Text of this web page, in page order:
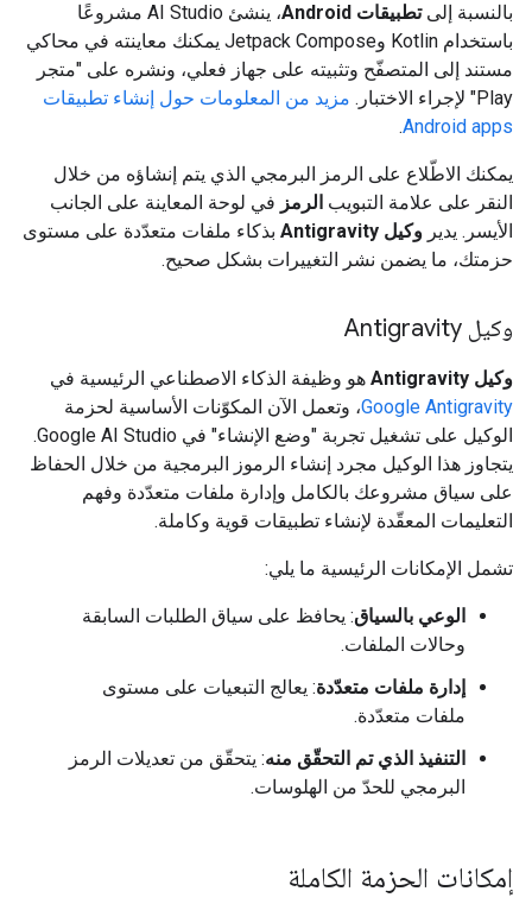
بالنسبة إلىتطبيقات Android
، ينشئ AI Studio مشروعًا
باستخدام Kotlin وJetpack Compose يمكنك معاينته في محاكي
مستند إلى المتصفّح وتثبيته على جهاز فعلي، ونشره على "متجر
Play" لإجراء الاختبار.
مزيد من المعلومات حول إنشاء تطبيقات
Android apps
.
يمكنك الاطّلاع على الرمز البرمجي الذي يتم إنشاؤه من خلال
النقر على علامة التبويب الرمز في لوحة المعاينة على الجانب
الأيسر. يدير وكيل Antigravity
بذكاء ملفات متعدّدة على مستوى
حزمتك، ما يضمن نشر التغييرات بشكل صحيح.
وكيل Antigravity
وكيل Antigravity
هو وظيفة الذكاء الاصطناعي الرئيسية في
Google Antigravity، وتعمل الآن المكوّنات الأساسية لحزمة
الوكيل على تشغيل تجربة "وضع الإنشاء" في Google AI Studio.
يتجاوز هذا الوكيل مجرد إنشاء الرموز البرمجية من خلال الحفاظ
على سياق مشروعك بالكامل وإدارة ملفات متعدّدة وفهم
التعليمات المعقّدة لإنشاء تطبيقات قوية وكاملة.
تشمل الإمكانات الرئيسية ما يلي:
الوعي بالسياق: يحافظ على سياق الطلبات السابقة
وحالات الملفات.
إدارة ملفات متعدّدة: يعالج التبعيات على مستوى
ملفات متعدّدة.
التنفيذ الذي تم التحقّق منه: يتحقّق من تعديلات الرمز
البرمجي للحدّ من الهلوسات.
إمكانات الحزمة الكاملة